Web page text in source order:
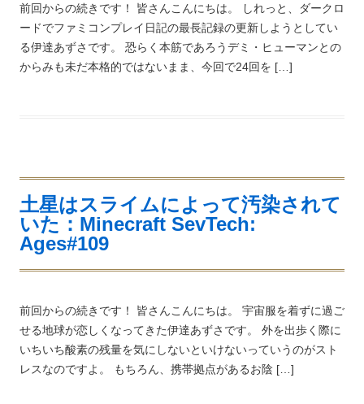
前回からの続きです！ 皆さんこんにちは。 しれっと、ダークロ
ードでファミコンプレイ日記の最長記録の更新しようとしてい
る伊達あずさです。 恐らく本筋であろうデミ・ヒューマンとの
からみも未だ本格的ではないまま、今回で24回を […]
土星はスライムによって汚染されて
いた：Minecraft SevTech:
Ages#109
前回からの続きです！ 皆さんこんにちは。 宇宙服を着ずに過ご
せる地球が恋しくなってきた伊達あずさです。 外を出歩く際に
いちいち酸素の残量を気にしないといけないっていうのがスト
レスなのですよ。 もちろん、携帯拠点があるお陰 […]